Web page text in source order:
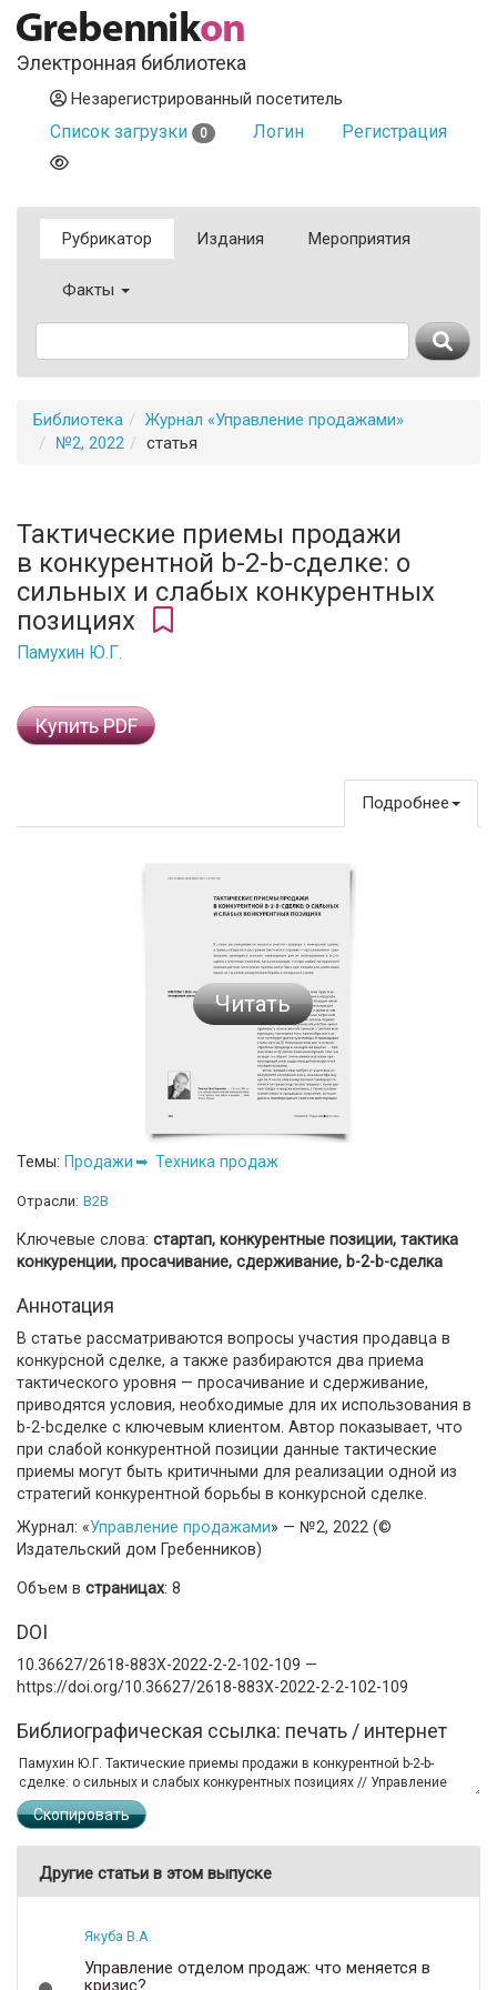
Электронная библиотека
Незарегистрированный посетитель
Список загрузки 0 Логин Регистрация
Рубрикатор Издания Мероприятия
Факты
Библиотека
Журнал «Управление продажами»
№2, 2022
статья
Тактические приемы продажи
в конкурентной b-2-b-сделке: о
сильных и слабых конкурентных
позициях
Памухин Ю.Г.
Купить PDF
Подробнее
Читать
Темы: Продажи Техника продаж
Отрасли: B2B
Ключевые слова: стартап, конкурентные позиции, тактика
конкуренции, просачивание, сдерживание, b-2-b-сделка
Аннотация
В статье рассматриваются вопросы участия продавца в
конкурсной сделке, а также разбираются два приема
тактического уровня — просачивание и сдерживание,
приводятся условия, необходимые для их использования в
b-2-bсделке с ключевым клиентом. Автор показывает, что
при слабой конкурентной позиции данные тактические
приемы могут быть критичными для реализации одной из
стратегий конкурентной борьбы в конкурсной сделке.
Журнал: «Управление продажами» — №2, 2022 (©
Издательский дом Гребенников)
Объем в страницах: 8
DOI
10.36627/2618-883X-2022-2-2-102-109 —
https://doi.org/10.36627/2618-883X-2022-2-2-102-109
Библиографическая ссылка: печать / интернет
Скопировать
Другие статьи в этом выпуске
Якуба В.А.
Управление отделом продаж: что меняется в
кризис?